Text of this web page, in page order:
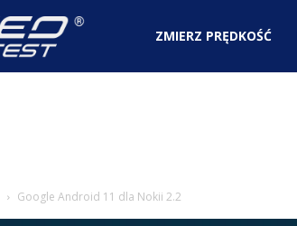
SpeedTest.plZMIERZ PRĘDKOŚĆ
Google Android 11 dla Nokii 2.2